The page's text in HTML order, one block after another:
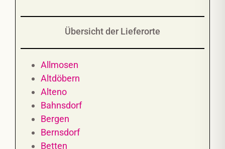
Übersicht der Lieferorte
Allmosen
Altdöbern
Alteno
Bahnsdorf
Bergen
Bernsdorf
Betten